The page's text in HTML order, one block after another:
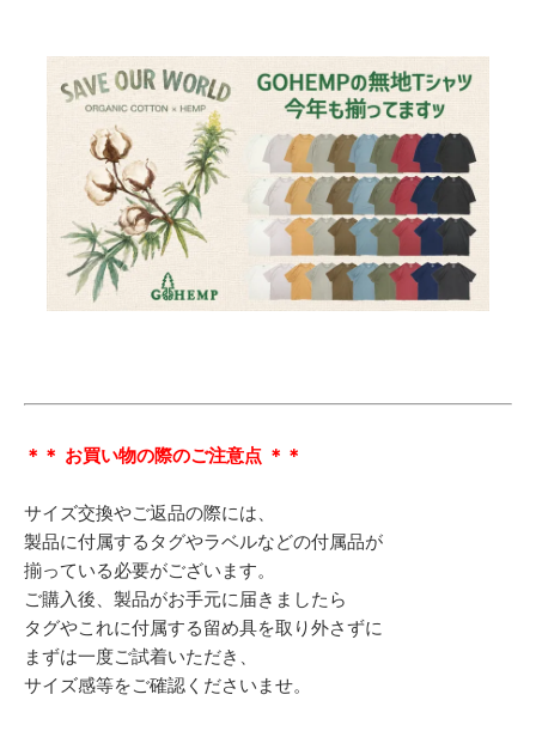
＊＊ お買い物の際のご注意点 ＊＊
サイズ交換やご返品の際には、
製品に付属するタグやラベルなどの付属品が
揃っている必要がございます。
ご購入後、製品がお手元に届きましたら
タグやこれに付属する留め具を取り外さずに
まずは一度ご試着いただき、
サイズ感等をご確認くださいませ。